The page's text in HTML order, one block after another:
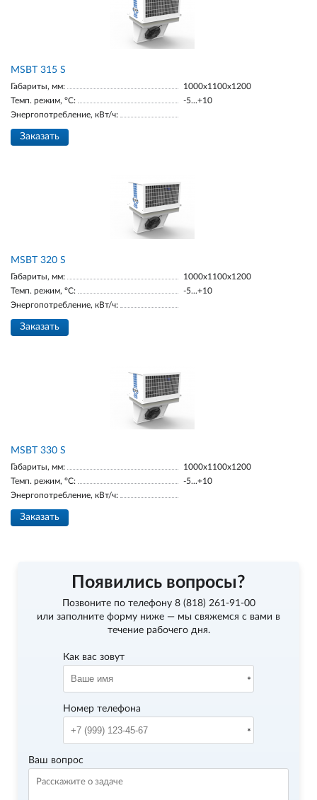
MSBT 315 S
Габариты, мм:
1000х1100х1200
Темп. режим, °С:
-5...+10
Энергопотребление, кВт/ч:
Заказать
MSBT 320 S
Габариты, мм:
1000х1100х1200
Темп. режим, °С:
-5...+10
Энергопотребление, кВт/ч:
Заказать
MSBT 330 S
Габариты, мм:
1000х1100х1200
Темп. режим, °С:
-5...+10
Энергопотребление, кВт/ч:
Заказать
Появились вопросы?
Позвоните по телефону 8 (818) 261-91-00
или заполните форму ниже — мы свяжемся с вами в
течение рабочего дня.
Как вас зовут
Номер телефона
Ваш вопрос